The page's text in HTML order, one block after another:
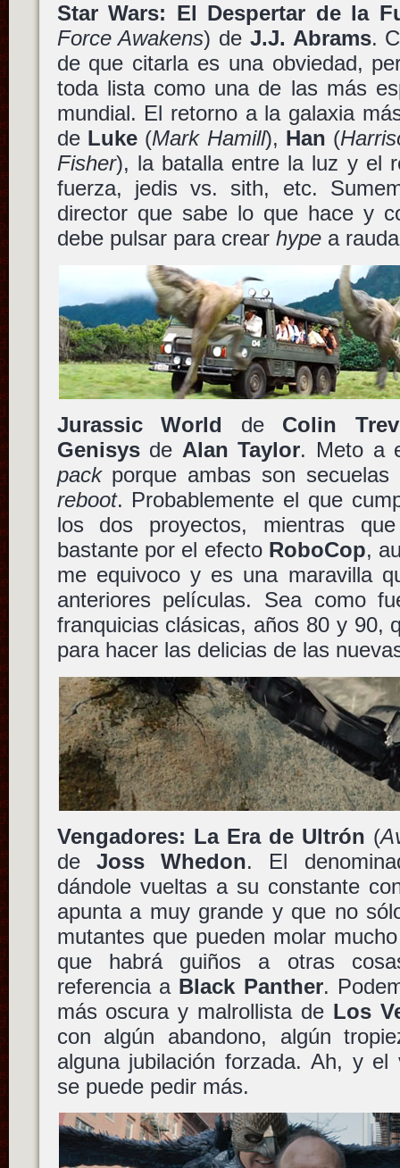
Star Wars: El Despertar de la
Force Awakens) de J.J. Abrams.
de que citarla es una obviedad,
toda lista como una de las más
mundial. El retorno a la galaxia
de Luke(Mark Hamill), Han (
Fisher), la batalla entre la luz y el
fuerza, jedis vs. sith, etc.
director que sabe lo que hace y
debe pulsar para crear hypea
Jurassic World de Colin
Genisysde Alan Taylor. Meto a
packporque ambas son secuelas
reboot. Probablemente el que
los dos proyectos, mientras
bastante por el efecto RoboCop,
me equivoco y es una maravilla
anteriores películas. Sea como
franquicias clásicas, años 80 y 90,
para hacer las delicias de las
Vengadores: La Era de Ultrón (
de Joss Whedon. El
dándole vueltas a su constante
apunta a muy grande y que no
mutantes que pueden molar
que habrá guiños a otras
referencia a Black Panther.
más oscura y malrollista de Los
con algún abandono, algún
alguna jubilación forzada. Ah, y
se puede pedir más.